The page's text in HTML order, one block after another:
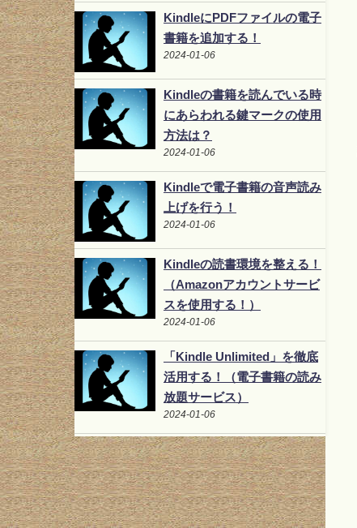
KindleにPDFファイルの電子
書籍を追加する！
2024-01-06
Kindleの書籍を読んでいる時
にあらわれる鍵マークの使用
方法は？
2024-01-06
Kindleで電子書籍の音声読み
上げを行う！
2024-01-06
Kindleの読書環境を整える！
（Amazonアカウントサービ
スを使用する！）
2024-01-06
「Kindle Unlimited」を徹底
活用する！（電子書籍の読み
放題サービス）
2024-01-06